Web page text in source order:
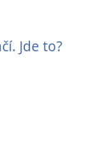
Jde to?